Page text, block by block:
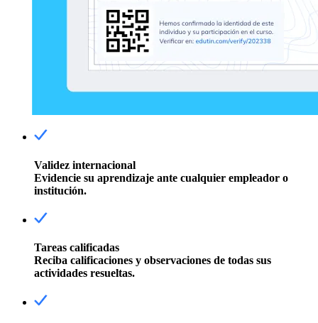
Validez internacional
Evidencie su aprendizaje ante cualquier empleador o
institución.
Tareas calificadas
Reciba calificaciones y observaciones de todas sus
actividades resueltas.